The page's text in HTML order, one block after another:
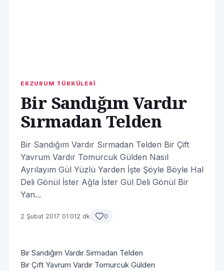
ERZURUM TÜRKÜLERİ
Bir Sandığım Vardır
Sırmadan Telden
Bir Sandığım Vardır Sırmadan Telden Bir Çift
Yavrum Vardır Tomurcuk Gülden Nasıl
Ayrılayım Gül Yüzlü Yarden İşte Şöyle Böyle Hal
Deli Gönül İster Ağla İster Gül Deli Gönül Bir
Yan...
2 Şubat 2017 01:012 dk 0
Bir Sandığım Vardır Sırmadan Telden
Bir Çift Yavrum Vardır Tomurcuk Gülden